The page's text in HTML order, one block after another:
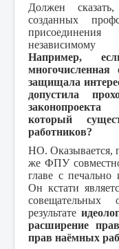
Должен
созданных
Например,
защищала
допустила
который
работников?
НО. Оказывается,
же ФПУ
главе с
Он кстати
результате
расширение
прав наёмных